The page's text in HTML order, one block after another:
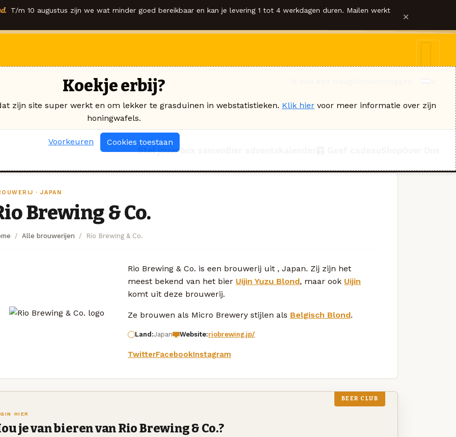
T/m 10 augustus zijn we wat minder goed bereikbaar en kan je levering 1 tot 4 werkdagen duren. Mailen werkt
×
Stel jouw box samen
· JAPAN
Brewing & Co.
Alle brouwerijen Rio Brewing & Co.
Rio Brewing & Co. is een brouwerij uit , Japan. Zij zijn het
meest bekend van het bier Uijin Yuzu Blond, maar ook Uijin
komt uit deze brouwerij.
Ze brouwen als Micro Brewery stijlen als Belgisch Blond.
Land:Japan Website:riobrewing.jp/
TwitterFacebookInstagram
BEER CLUB
HIER
je van bieren van Rio Brewing & Co.?
Koekje erbij?
zijn site super werkt en om lekker te grasduinen in webstatistieken. Klik hier voor meer informatie over zijn
honingwafels.
Voorkeuren Cookies toestaan